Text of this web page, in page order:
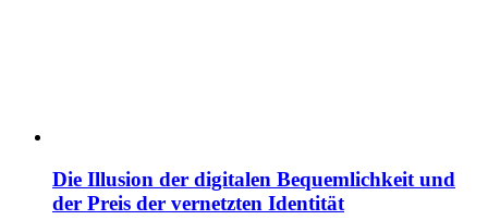
Die Illusion der digitalen Bequemlichkeit und
der Preis der vernetzten Identität